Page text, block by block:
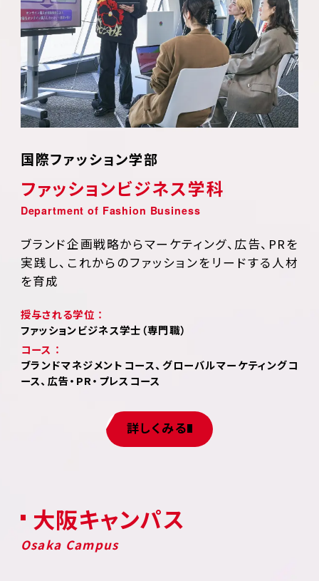
国際ファッション学部
ファッションビジネス学科
ブランド企画戦略からマーケティング、広告、PRを
実践し、これからのファッションをリードする人材
を育成
授与される学位 ：
ファッションビジネス学士（専門職）
コース ：
ブランドマネジメントコース、グローバルマーケティングコ
ース、広告・PR・プレスコース
詳しくみる
大阪キャンパス
Osaka Campus